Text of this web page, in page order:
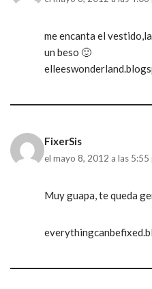
me encanta el
un beso 🙂
FixerSis
el mayo 8, 2012 a las 5:55
Muy guapa, te queda